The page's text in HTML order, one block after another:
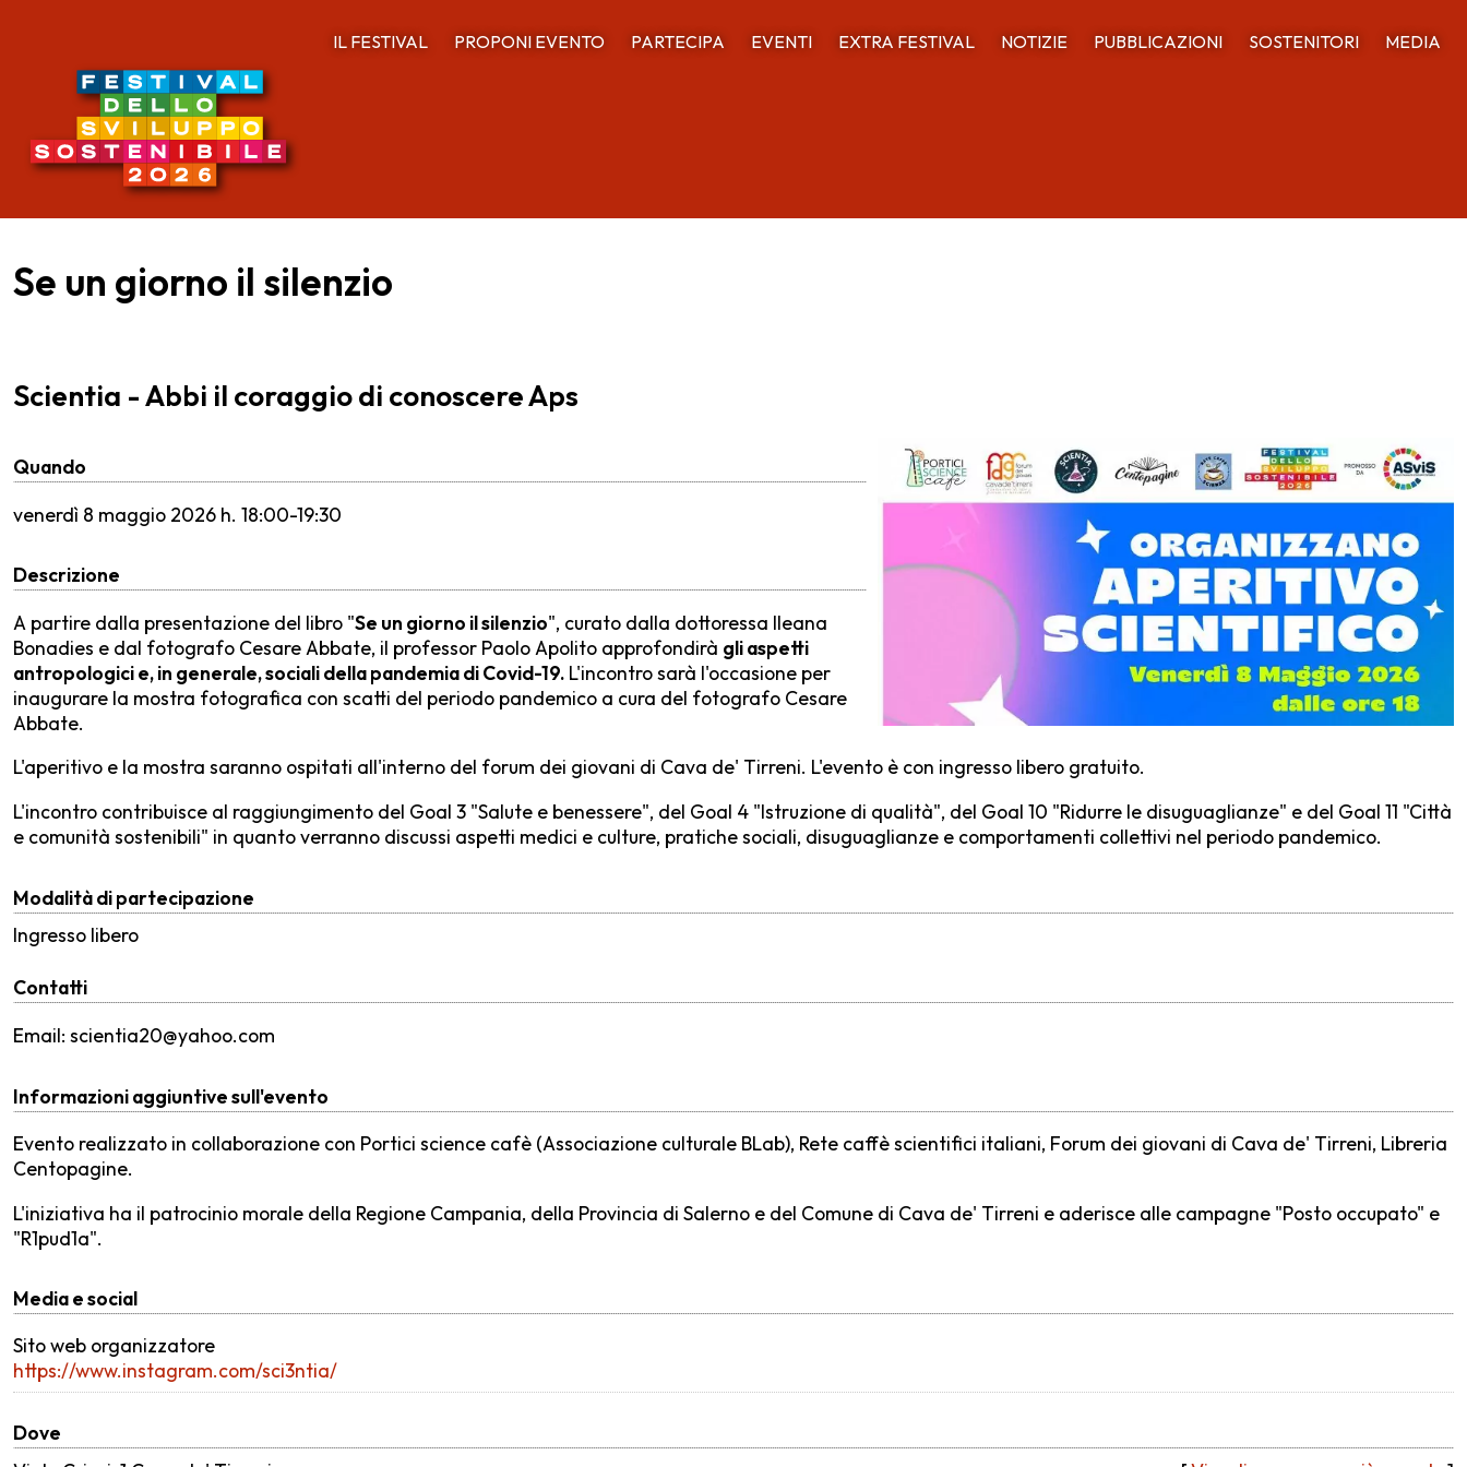
IL FESTIVAL PROPONI EVENTO PARTECIPA EVENTI EXTRA FESTIVAL NOTIZIE PUBBLICAZIONI SOSTENITORI MEDIA
Se un giorno il silenzio
Scientia - Abbi il coraggio di conoscere Aps
Quando
venerdì 8 maggio 2026 h. 18:00-19:30
Descrizione
A partire dalla presentazione del libro "Se un giorno il silenzio", curato dalla dottoressa Ileana
Bonadies e dal fotografo Cesare Abbate, il professor Paolo Apolito approfondirà gli aspetti
antropologici e, in generale, sociali della pandemia di Covid-19. L'incontro sarà l'occasione per
inaugurare la mostra fotografica con scatti del periodo pandemico a cura del fotografo Cesare
Abbate.
L'aperitivo e la mostra saranno ospitati all'interno del forum dei giovani di Cava de' Tirreni. L'evento è con ingresso libero gratuito.
L'incontro contribuisce al raggiungimento del Goal 3 "Salute e benessere", del Goal 4 "Istruzione di qualità", del Goal 10 "Ridurre le disuguaglianze" e del Goal 11 "Città
e comunità sostenibili" in quanto verranno discussi aspetti medici e culture, pratiche sociali, disuguaglianze e comportamenti collettivi nel periodo pandemico.
Modalità di partecipazione
Ingresso libero
Contatti
Email: scientia20@yahoo.com
Informazioni aggiuntive sull'evento
Evento realizzato in collaborazione con Portici science cafè (Associazione culturale BLab), Rete caffè scientifici italiani, Forum dei giovani di Cava de' Tirreni, Libreria
Centopagine.
L'iniziativa ha il patrocinio morale della Regione Campania, della Provincia di Salerno e del Comune di Cava de' Tirreni e aderisce alle campagne "Posto occupato" e
"R1pud1a".
Media e social
Sito web organizzatore
https://www.instagram.com/sci3ntia/
Dove